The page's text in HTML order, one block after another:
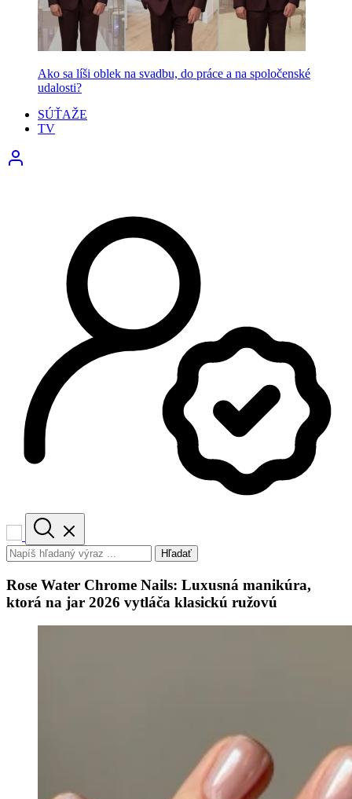
Ako sa líši oblek na svadbu, do práce a na spoločenské
udalosti?
SÚŤAŽE
TV
Hľadať
Rose Water Chrome Nails: Luxusná manikúra,
ktorá na jar 2026 vytláča klasickú ružovú